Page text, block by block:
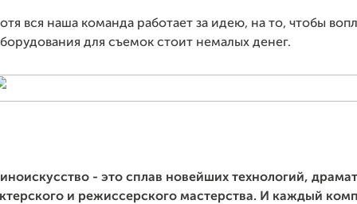
вся наша команда работает за идею, на то, чтобы
для съемок стоит немалых денег.
- это сплав новейших технологий,
и режиссерского мастерства. И каждый